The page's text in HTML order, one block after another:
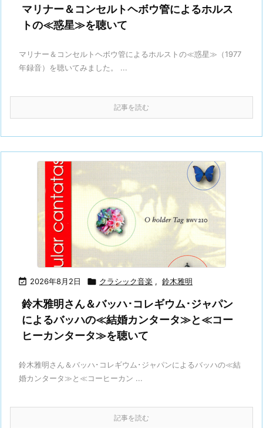
マリナー＆コンセルトヘボウ管によるホルス
トの≪惑星≫を聴いて
マリナー＆コンセルトヘボウ管によるホルストの≪惑星≫（1977
年録音）を聴いてみました。 ...
記事を読む
 2026年8月2日  クラシック音楽 , 鈴木雅明
鈴木雅明さん＆バッハ･コレギウム･ジャパン
によるバッハの≪結婚カンタータ≫と≪コー
ヒーカンタータ≫を聴いて
鈴木雅明さん＆バッハ･コレギウム･ジャパンによるバッハの≪結
婚カンタータ≫と≪コーヒーカン ...
記事を読む